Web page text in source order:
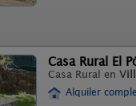
Casa Rural El
Casa Rural en
Alquiler